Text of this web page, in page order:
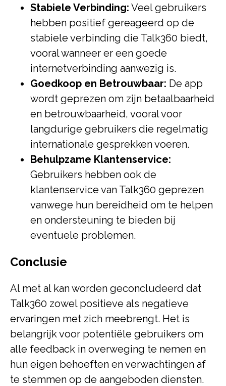
Stabiele Verbinding: Veel gebruikers
hebben positief gereageerd op de
stabiele verbinding die Talk360 biedt,
vooral wanneer er een goede
internetverbinding aanwezig is.
Goedkoop en Betrouwbaar: De app
wordt geprezen om zijn betaalbaarheid
en betrouwbaarheid, vooral voor
langdurige gebruikers die regelmatig
internationale gesprekken voeren.
Behulpzame Klantenservice:
Gebruikers hebben ook de
klantenservice van Talk360 geprezen
vanwege hun bereidheid om te helpen
en ondersteuning te bieden bij
eventuele problemen.
Conclusie
Al met al kan worden geconcludeerd dat
Talk360 zowel positieve als negatieve
ervaringen met zich meebrengt. Het is
belangrijk voor potentiële gebruikers om
alle feedback in overweging te nemen en
hun eigen behoeften en verwachtingen af
te stemmen op de aangeboden diensten.